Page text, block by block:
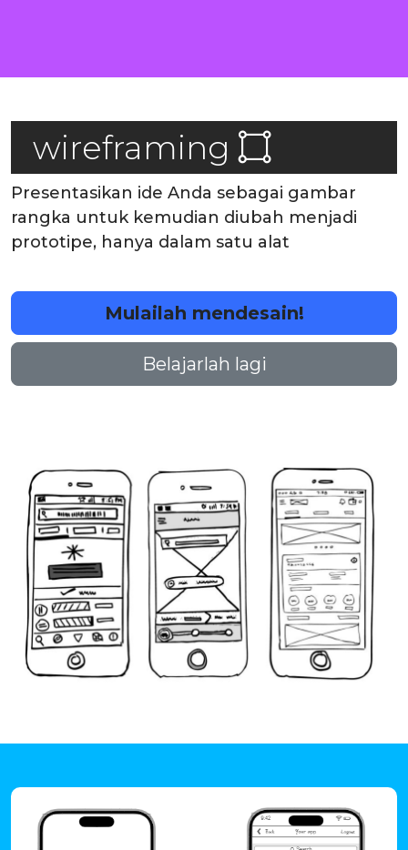
wireframing
Presentasikan ide Anda sebagai gambar
rangka untuk kemudian diubah menjadi
prototipe, hanya dalam satu alat
Mulailah mendesain!
Belajarlah lagi